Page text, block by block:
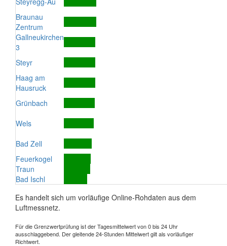
Braunau
Zentrum
Gallneukirchen
3
Steyr
Haag am
Hausruck
Grünbach
Wels
Bad Zell
Feuerkogel
Traun
Bad Ischl
Es handelt sich um vorläufige Online-Rohdaten aus dem
Luftmessnetz.
Für die Grenzwertprüfung ist der Tagesmittelwert von 0 bis 24 Uhr
ausschlaggebend. Der gleitende 24-Stunden Mittelwert gilt als vorläufiger
Richtwert.